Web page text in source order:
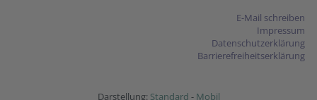
E-Mail schreiben
Impressum
Datenschutzerklärung
Barrierefreiheitserklärung
Darstellung: Standard - Mobil